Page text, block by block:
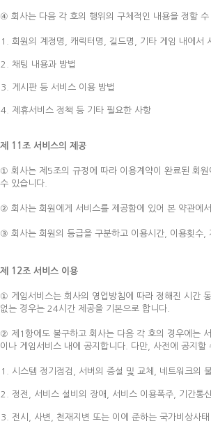
④ 회사는 다음 각 호의 행위의 구체적인 내용을 정할
회원의 계정명, 캐릭터명, 길드명, 기타 게임 내에서
채팅 내용과 방법
게시판 등 서비스 이용 방법
제휴서비스 정책 등 기타 필요한 사항
제 11조 서비스의 제공
① 회사는 제5조의 규정에 따라 이용계약이 완료된 회
수 있습니다.
② 회사는 회원에게 서비스를 제공함에 있어 본 약관에
③ 회사는 회원의 등급을 구분하고 이용시간, 이용횟수,
제 12조 서비스 이용
① 게임서비스는 회사의 영업방침에 따라 정해진 시간
없는 경우는 24시간 제공을 기본으로 합니다.
② 제1항에도 불구하고 회사는 다음 각 호의 경우에는
이나 게임서비스 내에 공지합니다. 다만, 사전에 공지
시스템 정기점검, 서버의 증설 및 교체, 네트워크의
정전, 서비스 설비의 장애, 서비스 이용폭주, 기간통
전시, 사변, 천재지변 또는 이에 준하는 국가비상사